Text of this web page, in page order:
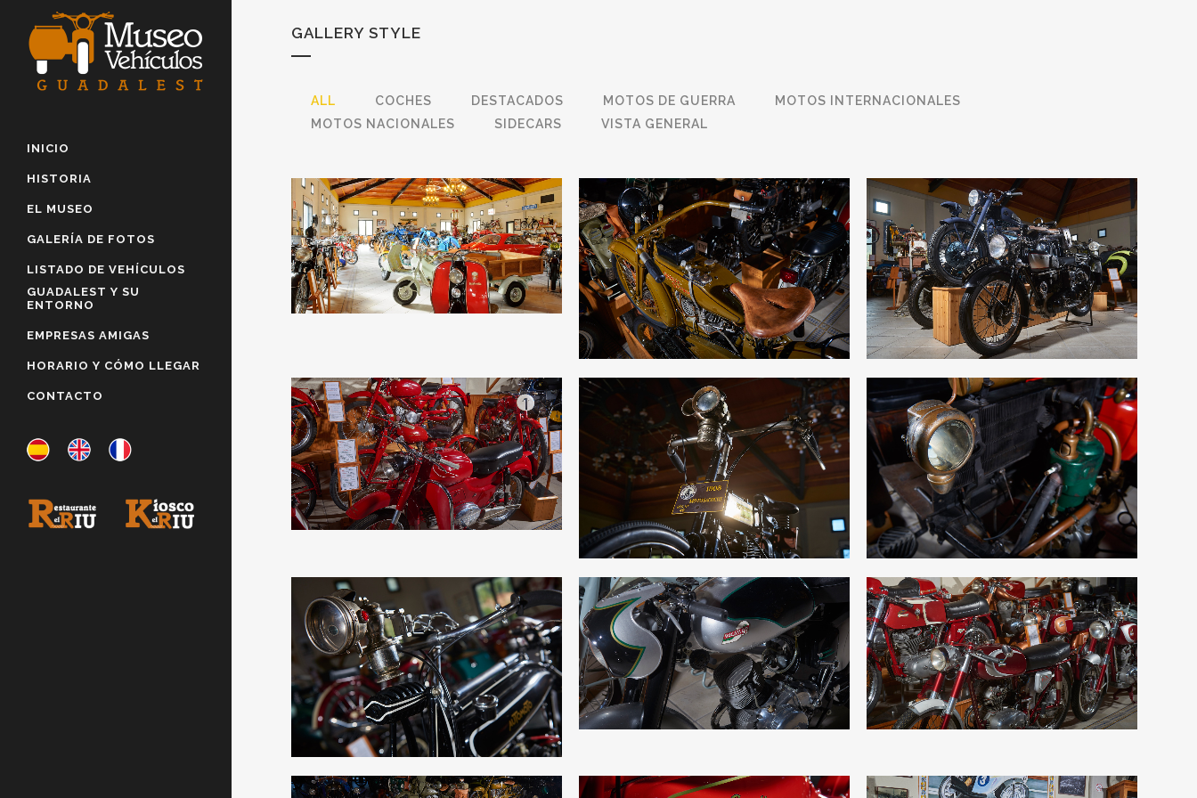
INICIO
HISTORIA
EL MUSEO
GALERÍA DE FOTOS
LISTADO DE VEHÍCULOS
GUADALEST Y SU
ENTORNO
EMPRESAS AMIGAS
HORARIO Y CÓMO LLEGAR
CONTACTO
GALLERY STYLE
ALL COCHES DESTACADOS MOTOS DE GUERRA
MOTOS INTERNACIONALES
MOTOS NACIONALES
SIDECARS VISTA GENERAL
VISTA DEL MUSEO
Vista general
ZOOM VIEW 22LIKES
HARLEY DAVIDSON
Motos Internacionales
ZOOM VIEW 5LIKES
NORTON
Motos Internacionales
ZOOM VIEW 5LIKES
GUZZI
Motos Internacionales
ZOOM VIEW 4LIKES
MOTOSACOCHE
Destacados, Motos Internacionales
VIEW 8LIKES
LA NEF
Destacados, Motos Internacionales
ZOOM VIEW 11 LIKES
AUTOMOTO
Destacados, Motos Internacionales
ZOOM VIEW 6LIKES
DUCATI 98
Motos Internacionales
ZOOM VIEW 1LIKE
DUCATI
Motos Internacionales
ZOOM VIEW 4LIKES